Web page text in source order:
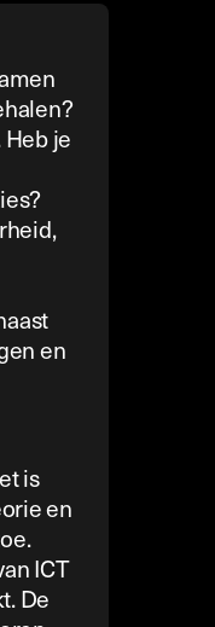
je
en
is
en
ICT
De